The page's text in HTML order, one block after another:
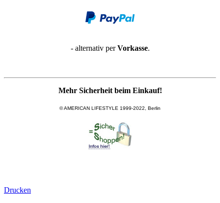
- alternativ perVorkasse.
Mehr Sicherheit beim Einkauf!
© AMERICAN LIFESTYLE 1999-2022, Berlin
Drucken